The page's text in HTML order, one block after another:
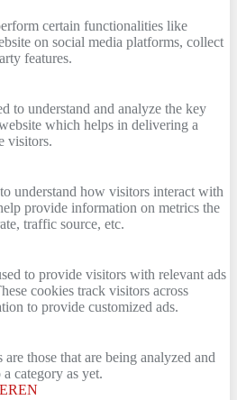
certain functionalities like
on social media platforms, collect
features.
to understand and analyze the key
which helps in delivering a
visitors.
understand how visitors interact with
provide information on metrics the
traffic source, etc.
to provide visitors with relevant ads
cookies track visitors across
to provide customized ads.
those that are being analyzed and
category as yet.